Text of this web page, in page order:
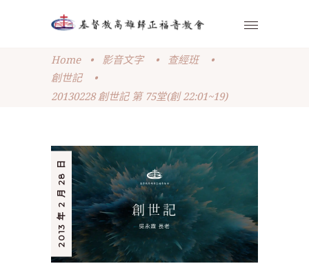
Home • 影音文字 • 查經班
•
創世記
•
20130228 創世記 第 75堂(創 22:01~19)
2013 年 2 月 28 日